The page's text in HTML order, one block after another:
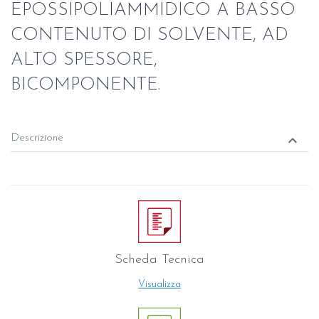
EPOSSIPOLIAMMIDICO A BASSO
CONTENUTO DI SOLVENTE, AD
ALTO SPESSORE,
BICOMPONENTE.
Descrizione keyboard_arrow_down
Scheda Tecnica
Visualizza